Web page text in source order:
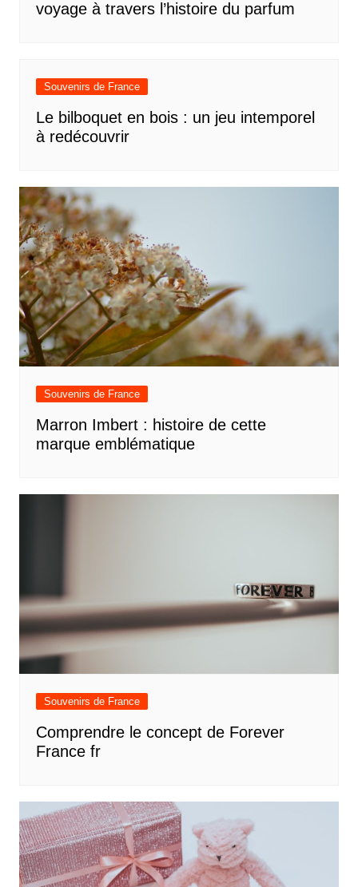
voyage à travers l’histoire du parfum
Souvenirs de France
Le bilboquet en bois : un jeu intemporel
à redécouvrir
Souvenirs de France
Marron Imbert : histoire de cette
marque emblématique
Souvenirs de France
Comprendre le concept de Forever
France fr